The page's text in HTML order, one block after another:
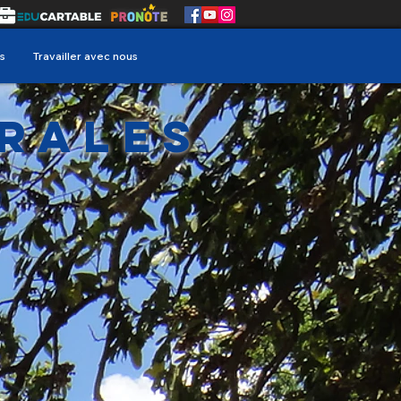
Travailler avec nous